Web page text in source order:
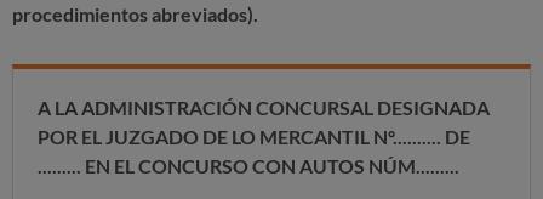
procedimientos abreviados).
A LA ADMINISTRACIÓN CONCURSAL DESIGNADA
POR EL JUZGADO DE LO MERCANTIL Nº.......... DE
......... EN EL CONCURSO CON AUTOS NÚM.........